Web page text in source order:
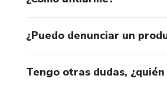
¿Puedo denunciar un
Tengo otras dudas,